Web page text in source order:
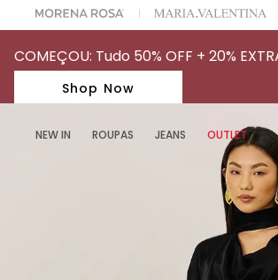
ESCOLHER SEU LOOK? FALE COM NOSSA
COMEÇOU: Tudo 50% OFF + 20%
Shop Now
NEW IN ROUPAS JEANS OUTLET